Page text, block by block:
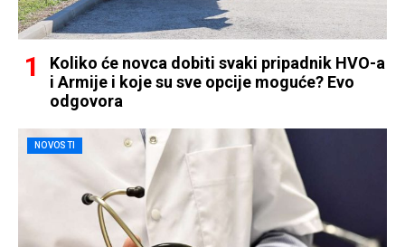
Koliko će novca dobiti svaki pripadnik HVO-a
i Armije i koje su sve opcije moguće? Evo
odgovora
NOVOSTI